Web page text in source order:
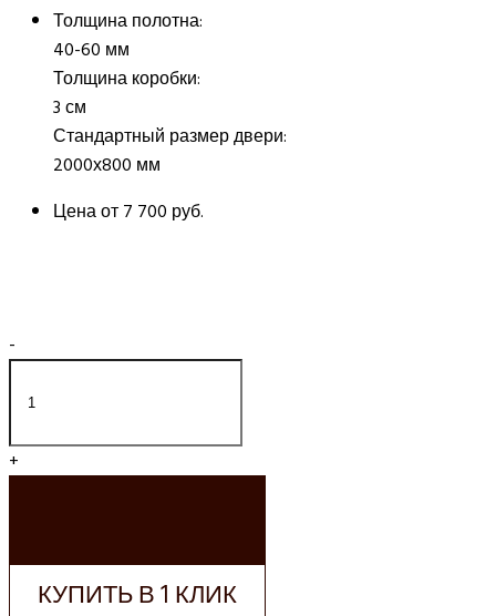
Толщина полотна:
40-60 мм
Толщина коробки:
3 см
Стандартный размер двери:
2000х800 мм
Цена от7 700 руб.
-
+
КУПИТЬ В 1 КЛИК